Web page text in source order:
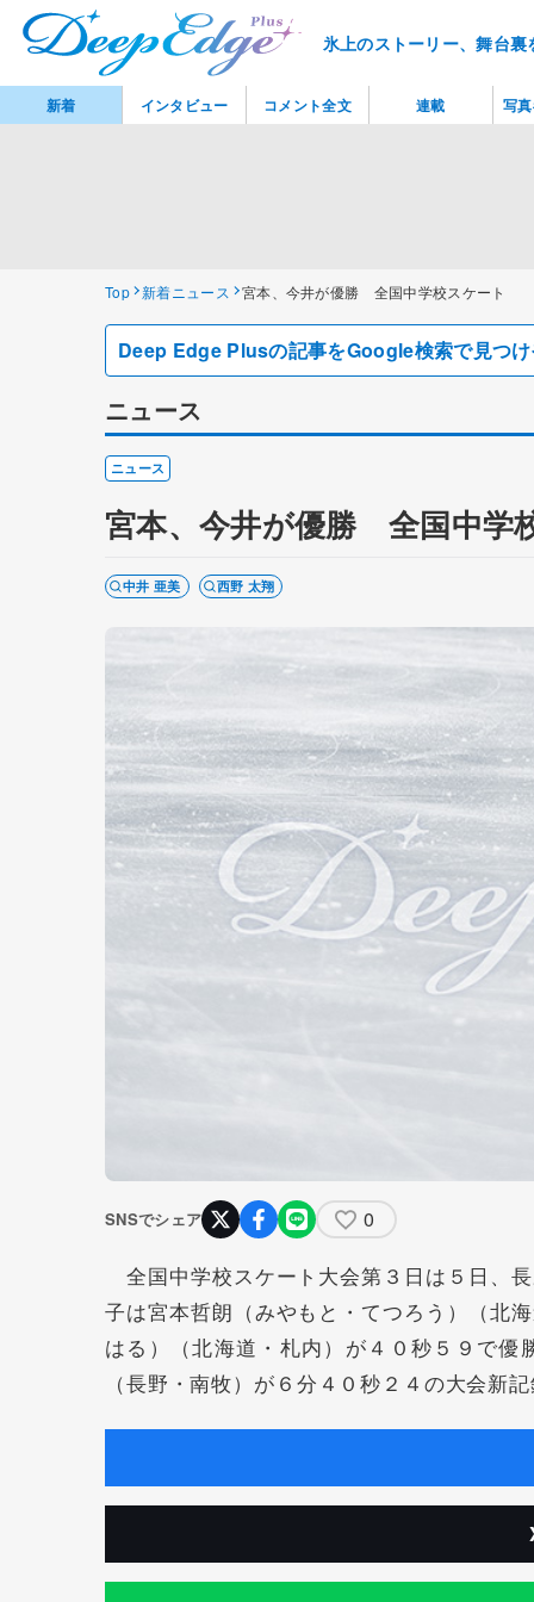
氷上のストーリー、舞台
Top 新着ニュース 宮本、今井が優勝 全国中学校スケート
Deep Edge Plusの記事をGoogle検索で見つ
ニュース
ニュース
宮本、今井が優勝 全国中学
中井 亜美 西野 太翔
SNSでシェア 0
全国中学校スケート大会第３日は５日、
子は宮本哲朗（みやもと・てつろう）（北
はる）（北海道・札内）が４０秒５９で
（長野・南牧）が６分４０秒２４の大会新
新着 インタビュー コメント全文 連載 写